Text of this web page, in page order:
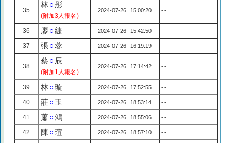
35
林○彤
(附加3人報名)
2024-07-26 15:00:20 --
36 廖○緁 2024-07-26 15:42:50 --
37 張○蓉 2024-07-26 16:19:19 --
38
蔡○ 辰
(附加1人報名)
2024-07-26 17:14:42 --
39 林○璇 2024-07-26 17:52:55 --
40 莊○ 玉 2024-07-26 18:53:14 --
41 蕭○鴻 2024-07-26 18:55:06 --
42 陳 ○瑄 2024-07-26 18:57:10 --